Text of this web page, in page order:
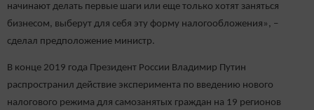
начинают делать первые шаги или еще только хотят заняться
бизнесом, выберут для себя эту форму налогообложения», –
сделал предположение министр.
В конце 2019 года Президент России Владимир Путин
распространил действие эксперимента по введению нового
налогового режима для самозанятых граждан на 19 регионов